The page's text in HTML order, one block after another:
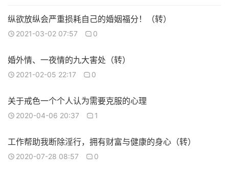
纵欲放纵会严重损耗自己的婚姻福分！（转）
2021-03-02 07:57 0
婚外情、一夜情的九大害处（转）
2021-02-05 22:17 0
关于戒色一个个人认为需要克服的心理
2020-04-06 20:37 1
工作帮助我断除淫行，拥有财富与健康的身心（转）
2020-07-28 08:57 0